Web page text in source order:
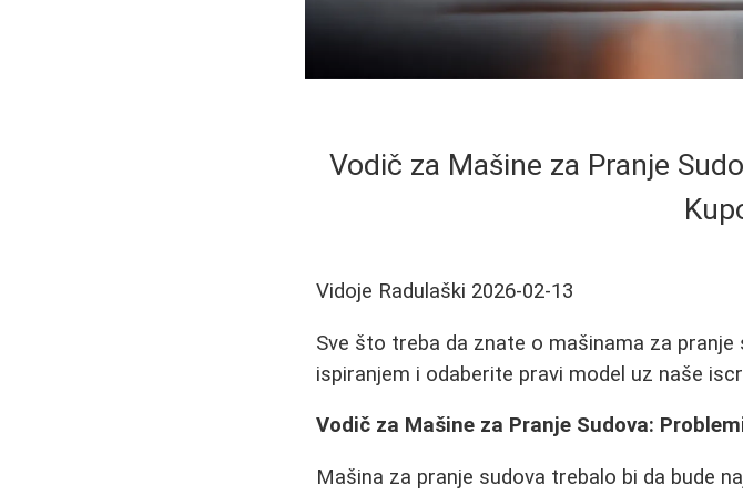
Vodič za Mašine za Pranje
Vidoje Radulaški 2026-02-13
Sve što treba da znate o mašinama za
ispiranjem i odaberite pravi model uz naše
Vodič za Mašine za Pranje Sudova:
Mašina za pranje sudova trebalo bi da bude